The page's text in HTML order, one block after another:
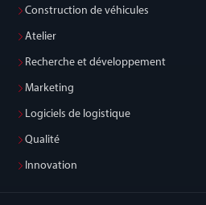
Construction de véhicules
Atelier
Recherche et développement
Marketing
Logiciels de logistique
Qualité
Innovation